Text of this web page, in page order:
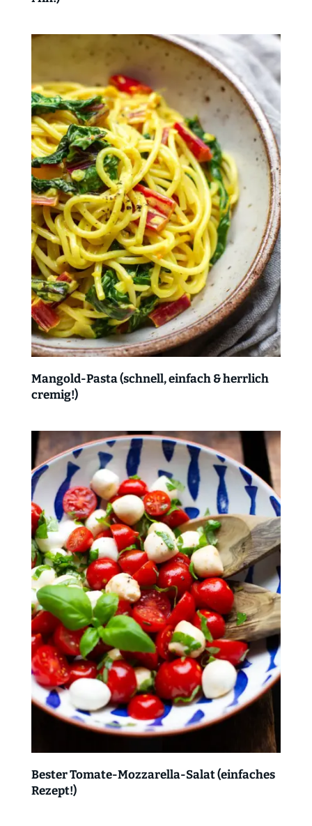
Mangold-Pasta (schnell, einfach & herrlich
cremig!)
Bester Tomate-Mozzarella-Salat (einfaches
Rezept!)